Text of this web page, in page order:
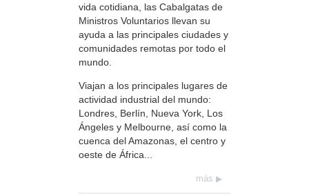
vida cotidiana, las Cabalgatas de
Ministros Voluntarios llevan su
ayuda a las principales ciudades y
comunidades remotas por todo el
mundo.
Viajan a los principales lugares de
actividad industrial del mundo:
Londres, Berlín, Nueva York, Los
Ángeles y Melbourne, así como la
cuenca del Amazonas, el centro y
oeste de África...
más